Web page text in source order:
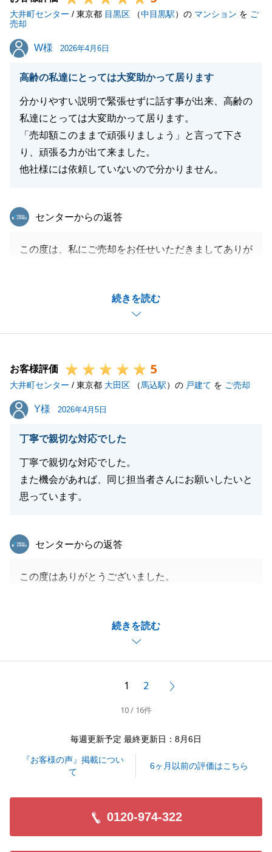
大井町センター / 東京都 目黒区 （中目黒駅）の マンション を ご
売却
W様
W様 2026年4月6日
高齢の私達にとっては大変助かって居ります
分かりやすい説明で緊張せずに話す事が出来、高齢の
私達にとっては大変助かって居ります。
「売却額このままで頑張りましょう」と言って下さ
り、頑張る力が出て来ました。
他社様には依頼していないので分かりません。
続きを読む
東急リバブル
センターからの返答
この度は、私にご売却をお任せいただきましてありが
私も嬉しい思いでいっぱいです。
ご自宅のご売却につきましても、ご満足いただけるよ
う精一杯取り組ませていただきます。
お客様評価 5
大井町センター / 東京都 大田区 （馬込駅）の 戸建て を ご売却
Y様
Y様 2026年4月5日
丁寧で親切な対応でした
丁寧で親切な対応でした。
また機会があれば、同じ担当者さんにお願いしたいと
思っています。
続きを読む
東急リバブル
センターからの返答
この度はありがとうございました。
また何かありましたら、些細な事でも構いませんので
お気軽にご相談くださいませ。
1 2
10 / 16件
毎週更新予定 最終更新日：8月6日
『お客様の声』掲載につい
て
6ヶ月以前の評価はこちら
0120-974-322